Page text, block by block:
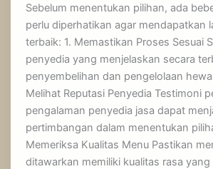
Sebelum menentukan pilihan, ada
perlu diperhatikan agar mendapatkan
terbaik: 1. Memastikan Proses Sesuai
penyedia yang menjelaskan secara
penyembelihan dan pengelolaan
Melihat Reputasi Penyedia Testimoni
pengalaman penyedia jasa dapat
pertimbangan dalam menentukan
Memeriksa Kualitas Menu Pastikan
ditawarkan memiliki kualitas rasa